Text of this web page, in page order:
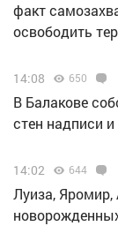
факт
освободить
14:08 650
В Балакове
стен надписи
14:02 644
Луиза,